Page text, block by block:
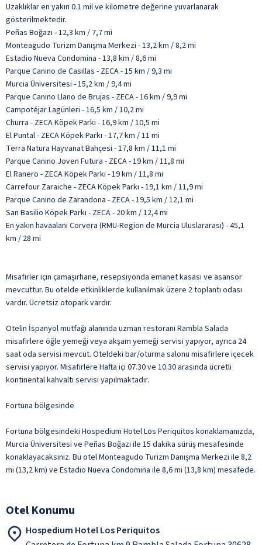
Uzaklıklar en yakın 0.1 mil ve kilometre değerine yuvarlanarak
gösterilmektedir.
Peñas Boğazı - 12,3 km / 7,7 mi
Monteagudo Turizm Danışma Merkezi - 13,2 km / 8,2 mi
Estadio Nueva Condomina - 13,8 km / 8,6 mi
Parque Canino de Casillas - ZECA - 15 km / 9,3 mi
Murcia Üniversitesi - 15,2 km / 9,4 mi
Parque Canino Llano de Brujas - ZECA - 16 km / 9,9 mi
Campotéjar Lagünleri - 16,5 km / 10,2 mi
Churra - ZECA Köpek Parkı - 16,9 km / 10,5 mi
El Puntal - ZECA Köpek Parkı - 17,7 km / 11 mi
Terra Natura Hayvanat Bahçesi - 17,8 km / 11,1 mi
Parque Canino Joven Futura - ZECA - 19 km / 11,8 mi
El Ranero - ZECA Köpek Parkı - 19 km / 11,8 mi
Carrefour Zaraiche - ZECA Köpek Parkı - 19,1 km / 11,9 mi
Parque Canino de Zarandona - ZECA - 19,5 km / 12,1 mi
San Basilio Köpek Parkı - ZECA - 20 km / 12,4 mi
En yakın havaalanı Corvera (RMU-Region de Murcia Uluslararası) - 45,1
km / 28 mi
Misafirler için çamaşırhane, resepsiyonda emanet kasası ve asansör
mevcuttur. Bu otelde etkinliklerde kullanılmak üzere 2 toplantı odası
vardır. Ücretsiz otopark vardır.
Otelin İspanyol mutfağı alanında uzman restoranı Rambla Salada
misafirlere öğle yemeği veya akşam yemeği servisi yapıyor, ayrıca 24
saat oda servisi mevcut. Oteldeki bar/oturma salonu misafirlere içecek
servisi yapıyor. Misafirlere Hafta içi 07.30 ve 10.30 arasında ücretli
kontinental kahvaltı servisi yapılmaktadır.
Fortuna bölgesinde
Fortuna bölgesindeki Hospedium Hotel Los Periquitos konaklamanızda,
Murcia Üniversitesi ve Peñas Boğazı ile 15 dakika sürüş mesafesinde
konaklayacaksınız. Bu otel Monteagudo Turizm Danışma Merkezi ile 8,2
mi (13,2 km) ve Estadio Nueva Condomina ile 8,6 mi (13,8 km) mesafede.
Otel Konumu
Hospedium Hotel Los Periquitos